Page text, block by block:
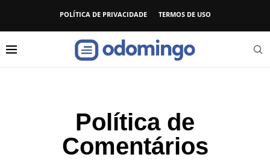
POLÍTICA DE PRIVACIDADE TERMOS DE USO
Política de
Comentários